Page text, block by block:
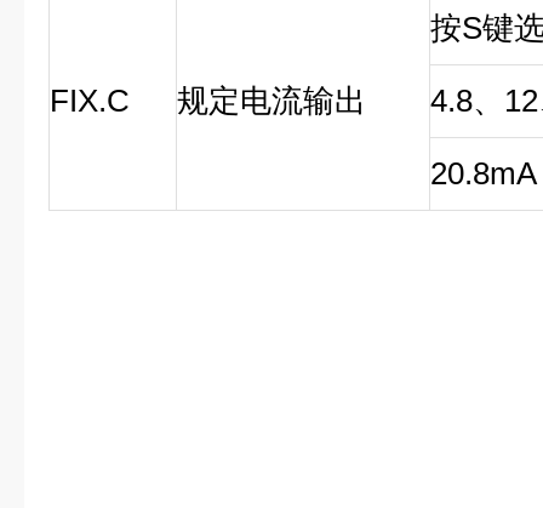
FIX.C 规定电流输出
按S键
4.8、
20.8mA